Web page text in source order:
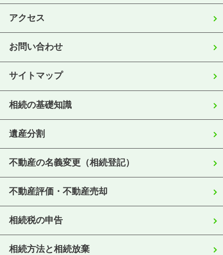
アクセス
お問い合わせ
サイトマップ
相続の基礎知識
遺産分割
不動産の名義変更（相続登記）
不動産評価・不動産売却
相続税の申告
相続方法と相続放棄